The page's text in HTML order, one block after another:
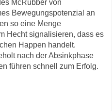
McRubber von
Bewegungspotenzial an
so eine Menge
Hecht signalisieren, dass es
Happen handelt.
nach der Absinkphase
führen schnell zum Erfolg.